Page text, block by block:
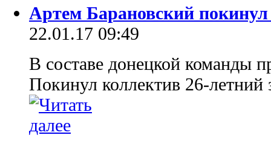
Артем Барановский
22.01.17 09:49
В составе донецкой команды
Покинул коллектив 26-